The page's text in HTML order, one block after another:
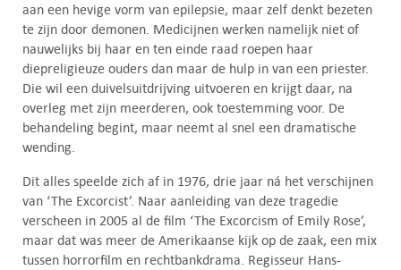
aan een hevige vorm van epilepsie, maar zelf denkt bezeten
te zijn door demonen. Medicijnen werken namelijk niet of
nauwelijks bij haar en ten einde raad roepen haar
diepreligieuze ouders dan maar de hulp in van een priester.
Die wil een duivelsuitdrijving uitvoeren en krijgt daar, na
overleg met zijn meerderen, ook toestemming voor. De
behandeling begint, maar neemt al snel een dramatische
wending.
Dit alles speelde zich af in 1976, drie jaar ná het verschijnen
van ‘The Excorcist’. Naar aanleiding van deze tragedie
verscheen in 2005 al de film ‘The Excorcism of Emily Rose’,
maar dat was meer de Amerikaanse kijk op de zaak, een mix
tussen horrorfilm en rechtbankdrama. Regisseur Hans-